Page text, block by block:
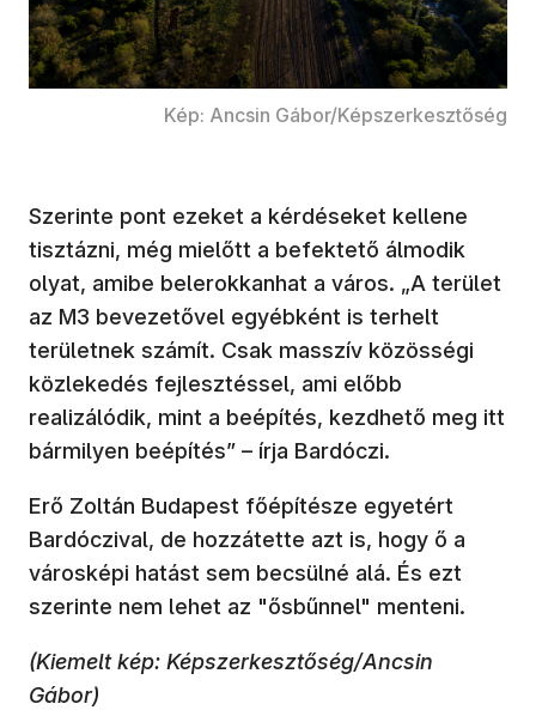
Kép: Ancsin Gábor/Képszerkesztőség
Szerinte pont ezeket a kérdéseket kellene
tisztázni, még mielőtt a befektető álmodik
olyat, amibe belerokkanhat a város. „A terület
az M3 bevezetővel egyébként is terhelt
területnek számít. Csak masszív közösségi
közlekedés fejlesztéssel, ami előbb
realizálódik, mint a beépítés, kezdhető meg itt
bármilyen beépítés” – írja Bardóczi.
Erő Zoltán Budapest főépítésze egyetért
Bardóczival, de hozzátette azt is, hogy ő a
városképi hatást sem becsülné alá. És ezt
szerinte nem lehet az "ősbűnnel" menteni.
(Kiemelt kép: Képszerkesztőség/Ancsin
Gábor)